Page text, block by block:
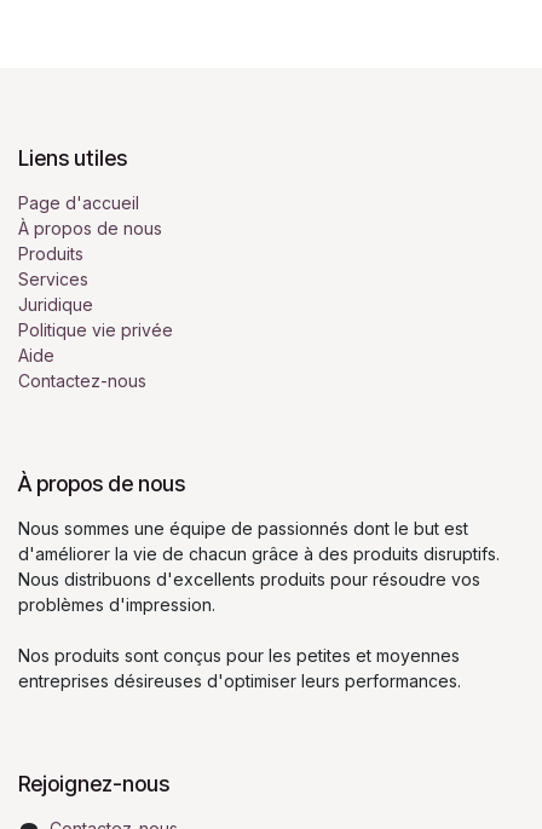
Liens utiles
Page d'accueil
À propos de nous
Produits
Services
Juridique
Politique vie privée
Aide
Contactez-nous
À propos de nous
Nous sommes une équipe de passionnés dont le but est
d'améliorer la vie de chacun grâce à des produits disruptifs.
Nous distribuons d'excellents produits pour résoudre vos
problèmes d'impression.
Nos produits sont conçus pour les petites et moyennes
entreprises désireuses d'optimiser leurs performances.
Rejoignez-nous